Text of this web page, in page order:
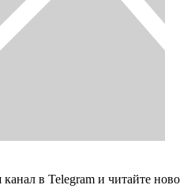
в Telegram и читайте